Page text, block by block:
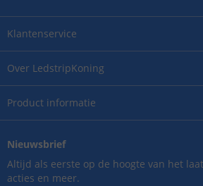
Over LedstripKoning
Product informatie
Klantenservice
Nieuwsbrief
Altijd als eerste op de hoogte van het
acties en meer.